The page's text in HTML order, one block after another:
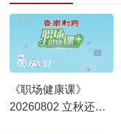
《职场健康课》
20260802 立秋还在
00:57:37